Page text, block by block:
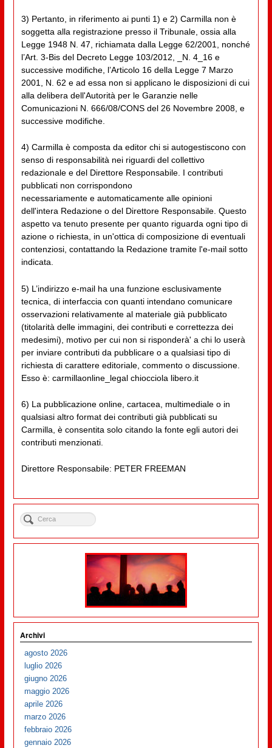
3) Pertanto, in riferimento ai punti 1) e 2) Carmilla non è
soggetta alla registrazione presso il Tribunale, ossia alla
Legge 1948 N. 47, richiamata dalla Legge 62/2001, nonché
l’Art. 3-Bis del Decreto Legge 103/2012, _N. 4_16 e
successive modifiche, l’Articolo 16 della Legge 7 Marzo
2001, N. 62 e ad essa non si applicano le disposizioni di cui
alla delibera dell'Autorità per le Garanzie nelle
Comunicazioni N. 666/08/CONS del 26 Novembre 2008, e
successive modifiche.
4) Carmilla è composta da editor chi si autogestiscono con
senso di responsabilità nei riguardi del collettivo
redazionale e del Direttore Responsabile. I contributi
pubblicati non corrispondono
necessariamente e automaticamente alle opinioni
dell'intera Redazione o del Direttore Responsabile. Questo
aspetto va tenuto presente per quanto riguarda ogni tipo di
azione o richiesta, in un'ottica di composizione di eventuali
contenziosi, contattando la Redazione tramite l'e-mail sotto
indicata.
5) L’indirizzo e-mail ha una funzione esclusivamente
tecnica, di interfaccia con quanti intendano comunicare
osservazioni relativamente al materiale già pubblicato
(titolarità delle immagini, dei contributi e correttezza dei
medesimi), motivo per cui non si risponderà' a chi lo userà
per inviare contributi da pubblicare o a qualsiasi tipo di
richiesta di carattere editoriale, commento o discussione.
Esso è: carmillaonline_legal chiocciola libero.it
6) La pubblicazione online, cartacea, multimediale o in
qualsiasi altro format dei contributi già pubblicati su
Carmilla, è consentita solo citando la fonte egli autori dei
contributi menzionati.
Direttore Responsabile: PETER FREEMAN
Archivi
agosto 2026
luglio 2026
giugno 2026
maggio 2026
aprile 2026
marzo 2026
febbraio 2026
gennaio 2026